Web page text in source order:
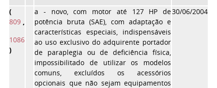
(
809 ,
1086
)
a - novo, com motor até 127 HP de
potência bruta (SAE), com adaptação e
características especiais, indispensáveis
ao uso exclusivo do adquirente portador
de paraplegia ou de deficiência física,
impossibilitado de utilizar os modelos
comuns, excluídos os acessórios
opcionais que não sejam equipamentos
30/06/2004